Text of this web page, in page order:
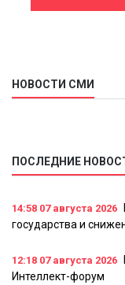
НОВОСТИ СМИ
ПОСЛЕДНИЕ
14:58 07 августа 2026
государства и
12:18 07 августа 2026
Интеллект-форум